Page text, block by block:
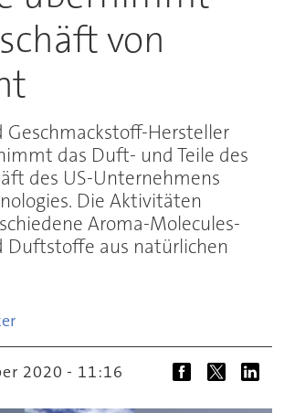
von
Hersteller
das Duft- und Teile des
des US-Unternehmens
Die Aktivitäten
Aroma-Molecules-
Duftstoffe aus natürlichen
2020 - 11:16